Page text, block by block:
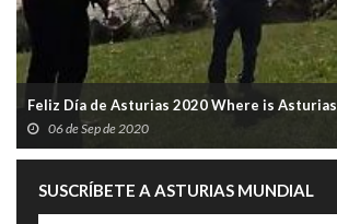
Feliz Día de Asturias 2020 Where is Asturias
06 de Sep de 2020
SUSCRÍBETE A ASTURIAS MUNDIAL